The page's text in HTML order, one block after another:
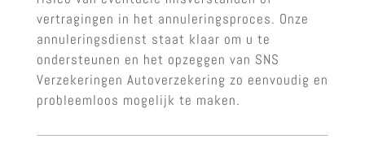
vertragingen in het annuleringsproces. Onze
annuleringsdienst staat klaar om u te
ondersteunen en het opzeggen van SNS
Verzekeringen Autoverzekering zo eenvoudig en
probleemloos mogelijk te maken.